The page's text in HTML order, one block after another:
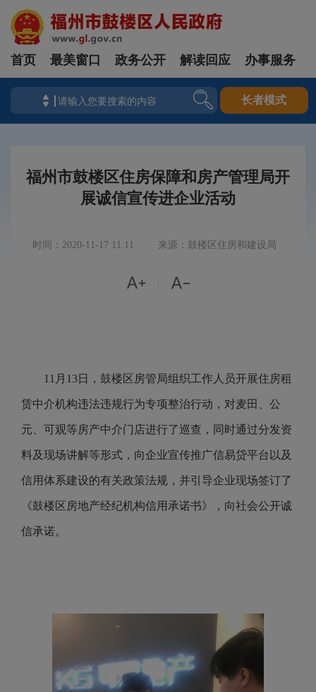
首页 最美窗口 政务公开 解读回应 办事服务
长者模式
福州市鼓楼区住房保障和房产管理局开
展诚信宣传进企业活动
时间：2020-11-17 11:11 来源：鼓楼区住房和建设局
 
11月13日，鼓楼区房管局组织工作人员开展住房租
赁中介机构违法违规行为专项整治行动，对麦田、公
元、可观等房产中介门店进行了巡查，同时通过分发资
料及现场讲解等形式，向企业宣传推广信易贷平台以及
信用体系建设的有关政策法规，并引导企业现场签订了
《鼓楼区房地产经纪机构信用承诺书》，向社会公开诚
信承诺。